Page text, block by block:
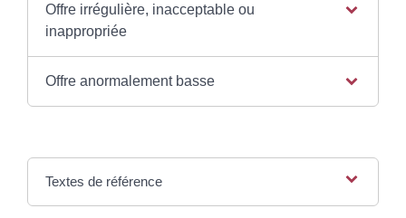
Offre irrégulière, inacceptable ou
inappropriée
Offre anormalement basse
Textes de référence